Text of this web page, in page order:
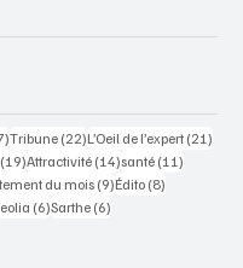
27 posts
Tribune (22)22 posts
L’Oeil de l’expert (21)
(19)19 posts
Attractivité (14)14 posts
santé (11)
du mois(9)9 posts
Édito (8)
(6)6 posts
Sarthe (6)